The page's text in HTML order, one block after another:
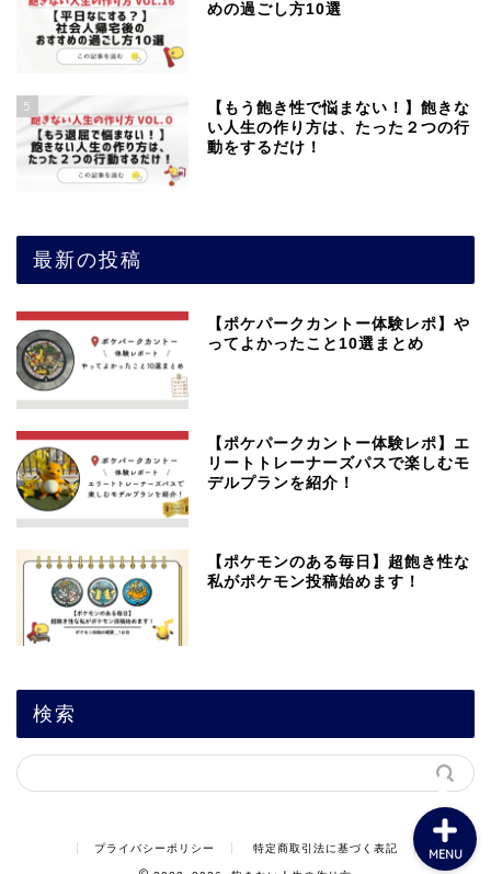
めの過ごし方10選
5
【もう飽き性で悩まない！】飽きな
い人生の作り方は、たった２つの行
動をするだけ！
最新の投稿
【ポケパークカントー体験レポ】や
ってよかったこと10選まとめ
【ポケパークカントー体験レポ】エ
リートトレーナーズパスで楽しむモ
デルプランを紹介！
【ポケモンのある毎日】超飽き性な
私がポケモン投稿始めます！
検索
プライバシーポリシー 特定商取引法に基づく表記 MENU